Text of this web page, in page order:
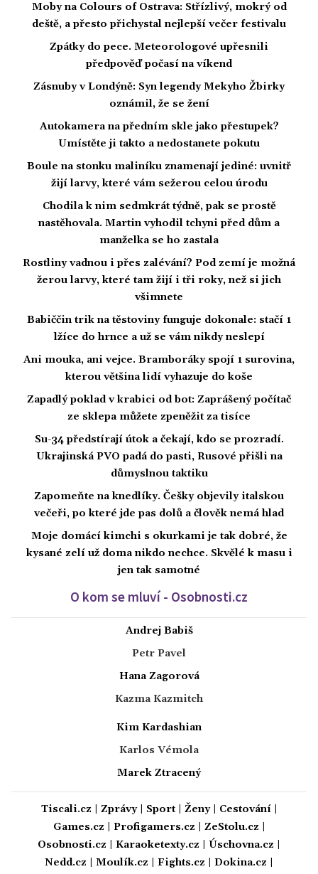
Moby na Colours of Ostrava: Střízlivý, mokrý od
deště, a přesto přichystal nejlepší večer festivalu
Zpátky do pece. Meteorologové upřesnili
předpověď počasí na víkend
Zásnuby v Londýně: Syn legendy Mekyho Žbirky
oznámil, že se žení
Autokamera na předním skle jako přestupek?
Umístěte ji takto a nedostanete pokutu
Boule na stonku maliníku znamenají jediné: uvnitř
žijí larvy, které vám sežerou celou úrodu
Chodila k nim sedmkrát týdně, pak se prostě
nastěhovala. Martin vyhodil tchyni před dům a
manželka se ho zastala
Rostliny vadnou i přes zalévání? Pod zemí je možná
žerou larvy, které tam žijí i tři roky, než si jich
všimnete
Babiččin trik na těstoviny funguje dokonale: stačí 1
lžíce do hrnce a už se vám nikdy neslepí
Ani mouka, ani vejce. Bramboráky spojí 1 surovina,
kterou většina lidí vyhazuje do koše
Zapadlý poklad v krabici od bot: Zaprášený počítač
ze sklepa můžete zpeněžit za tisíce
Su-34 předstírají útok a čekají, kdo se prozradí.
Ukrajinská PVO padá do pasti, Rusové přišli na
důmyslnou taktiku
Zapomeňte na knedlíky. Češky objevily italskou
večeři, po které jde pas dolů a člověk nemá hlad
Moje domácí kimchi s okurkami je tak dobré, že
kysané zelí už doma nikdo nechce. Skvělé k masu i
jen tak samotné
O kom se mluví - Osobnosti.cz
Andrej Babiš
Petr Pavel
Hana Zagorová
Kazma Kazmitch
Kim Kardashian
Karlos Vémola
Marek Ztracený
Tiscali.cz Zprávy| Sport| Ženy| Cestování|
Games.cz
Profigamers.cz ZeStolu.cz
Osobnosti.cz
Karaoketexty.cz Úschovna.cz
Nedd.cz
Moulík.cz Fights.cz Dokina.cz